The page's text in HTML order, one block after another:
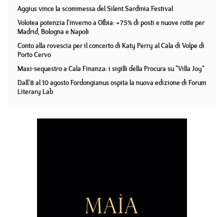
Aggius vince la scommessa del Silent Sardinia Festival
Volotea potenzia l'inverno a Olbia: +75% di posti e nuove rotte per
Madrid, Bologna e Napoli
Conto alla rovescia per il concerto di Katy Perry al Cala di Volpe di
Porto Cervo
Maxi-sequestro a Cala Finanza: i sigilli della Procura su "Villa Joy"
Dall'8 al 10 agosto Fordongianus ospita la nuova edizione di Forum
Literary Lab